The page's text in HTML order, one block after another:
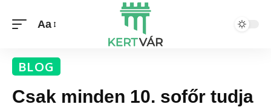
Aa
BLOG
Csak minden 10. sofőr tudja